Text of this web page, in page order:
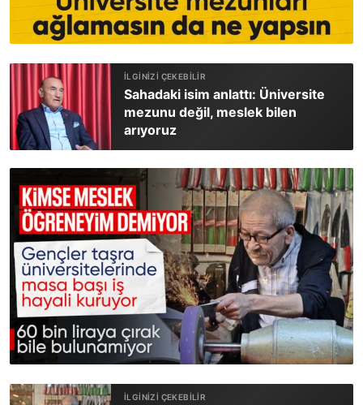
Sahadaki isim anlattı: Üniversite
mezunu değil, meslek bilen
arıyoruz